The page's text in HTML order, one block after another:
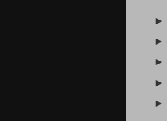
►
►
►
►
►